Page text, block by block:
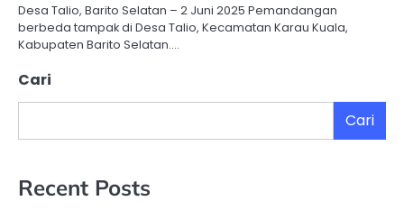
Desa Talio, Barito Selatan – 2 Juni 2025 Pemandangan
berbeda tampak di Desa Talio, Kecamatan Karau Kuala,
Kabupaten Barito Selatan.…
Cari
Cari
Recent Posts